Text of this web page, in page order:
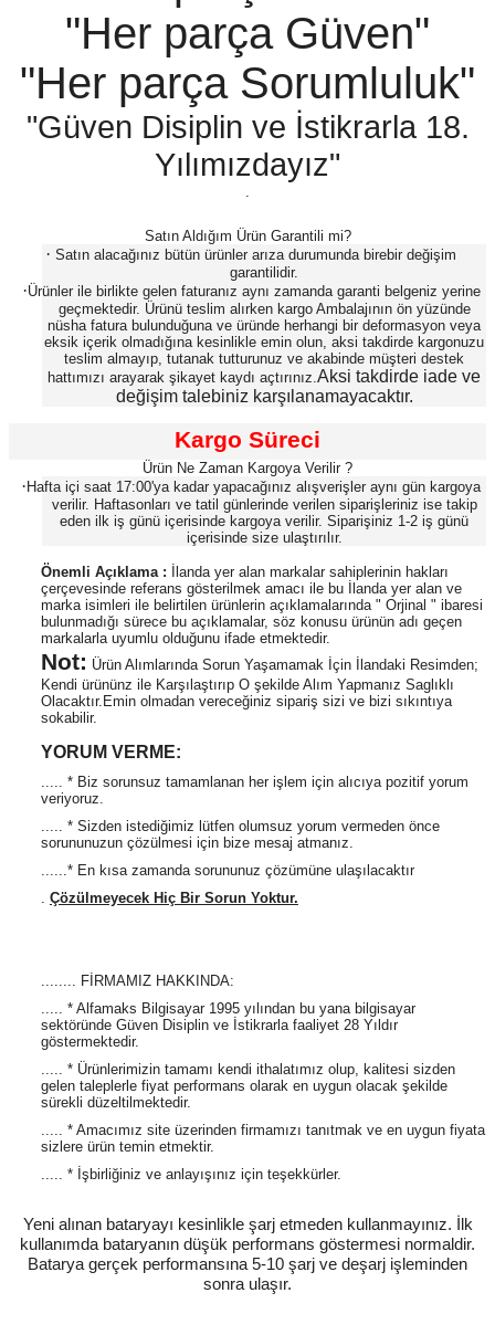
"Her parça Güven"
"Her parça Sorumluluk"
"Güven Disiplin ve İstikrarla 18.
Yılımızdayız"
.
Satın Aldığım Ürün Garantili mi?
· Satın alacağınız bütün ürünler arıza durumunda birebir değişim
garantilidir.
·Ürünler ile birlikte gelen faturanız aynı zamanda garanti belgeniz yerine
geçmektedir. Ürünü teslim alırken kargo Ambalajının ön yüzünde
nüsha fatura bulunduğuna ve üründe herhangi bir deformasyon veya
eksik içerik olmadığına kesinlikle emin olun, aksi takdirde kargonuzu
teslim almayıp, tutanak tutturunuz ve akabinde müşteri destek
hattımızı arayarak şikayet kaydı açtırınız.Aksi takdirde iade ve
değişim talebiniz karşılanamayacaktır.
Kargo Süreci
Ürün Ne Zaman Kargoya Verilir ?
· Hafta içi saat 17:00'ya kadar yapacağınız alışverişler aynı gün kargoya
verilir. Haftasonları ve tatil günlerinde verilen siparişleriniz ise takip
eden ilk iş günü içerisinde kargoya verilir. Siparişiniz 1-2 iş günü
içerisinde size ulaştırılır.
Önemli Açıklama : İlanda yer alan markalar sahiplerinin hakları
çerçevesinde referans gösterilmek amacı ile bu İlanda yer alan ve
marka isimleri ile belirtilen ürünlerin açıklamalarında " Orjinal " ibaresi
bulunmadığı sürece bu açıklamalar, söz konusu ürünün adı geçen
markalarla uyumlu olduğunu ifade etmektedir.
Not: Ürün Alımlarında Sorun Yaşamamak İçin İlandaki Resimden;
Kendi ürününz ile Karşılaştırıp O şekilde Alım Yapmanız Saglıklı
Olacaktır.Emin olmadan vereceğiniz sipariş sizi ve bizi sıkıntıya
sokabilir.
YORUM VERME:
..... * Biz sorunsuz tamamlanan her işlem için alıcıya pozitif yorum
veriyoruz.
..... * Sizden istediğimiz lütfen olumsuz yorum vermeden önce
sorununuzun çözülmesi için bize mesaj atmanız.
......* En kısa zamanda sorununuz çözümüne ulaşılacaktır
. Çözülmeyecek Hiç Bir Sorun Yoktur.
........ FİRMAMIZ HAKKINDA:
..... * Alfamaks Bilgisayar 1995 yılından bu yana bilgisayar
sektöründe Güven Disiplin ve İstikrarla faaliyet 28 Yıldır
göstermektedir.
..... * Ürünlerimizin tamamı kendi ithalatımız olup, kalitesi sizden
gelen taleplerle fiyat performans olarak en uygun olacak şekilde
sürekli düzeltilmektedir.
..... * Amacımız site üzerinden firmamızı tanıtmak ve en uygun fiyata
sizlere ürün temin etmektir.
..... * İşbirliğiniz ve anlayışınız için teşekkürler.
Yeni alınan bataryayı kesinlikle şarj etmeden kullanmayınız. İlk
kullanımda bataryanın düşük performans göstermesi normaldir.
Batarya gerçek performansına 5-10 şarj ve deşarj işleminden
sonra ulaşır.